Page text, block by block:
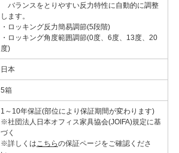
バランスをとりやすい反力特性に自動的に調整
します。
・ロッキング反力簡易調節(5段階)
・ロッキング角度範囲調節(0度、6度、13度、20
度)
日本
5箱
1～10年保証(部位により保証期間が変わります)
※社団法人日本オフィス家具協会(JOIFA)規定に基
づく
※詳しくはこちらの保証ページをご確認くださ